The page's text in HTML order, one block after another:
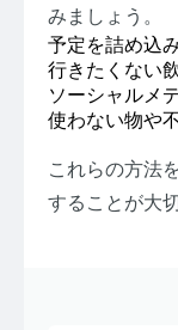
みましょう。
予定を詰め込
行きたくない
ソーシャルメ
使わない物や
これらの方法
することが大